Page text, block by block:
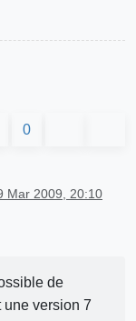
0
Mar 2009, 20:10
de
une version 7